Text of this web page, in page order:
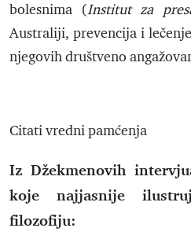
bolesnima (Institut za
Australiji, prevencija i
njegovih društveno
Citati vredni pamćenja
Iz Džekmenovih
koje najjasnije
filozofiju: